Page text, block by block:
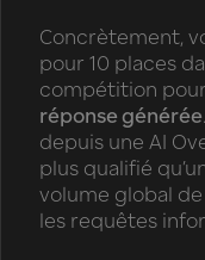
Concrètement,
pour 10 places
compétition
réponse générée
depuis une AI
plus qualifié
volume global
les requêtes